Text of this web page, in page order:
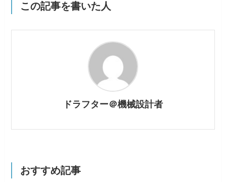
この記事を書いた人
ドラフター＠機械設計者
おすすめ記事